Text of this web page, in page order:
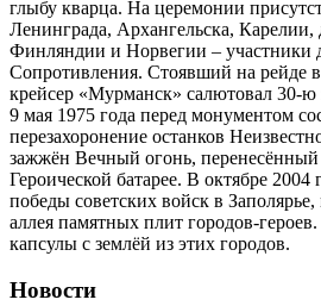
глыбу кварца. На церемонии
Ленинграда, Архангельска, Карелии,
Финляндии и Норвегии – участники
Сопротивления. Стоявший на рейде
крейсер «Мурманск» салютовал 30-ю
9 мая 1975 года перед монументом
перезахоронение останков
зажжён Вечный огонь,
Героической батарее. В октябре
победы советских войск в
аллея памятных плит городов-
капсулы с землёй из этих городов.
Новости